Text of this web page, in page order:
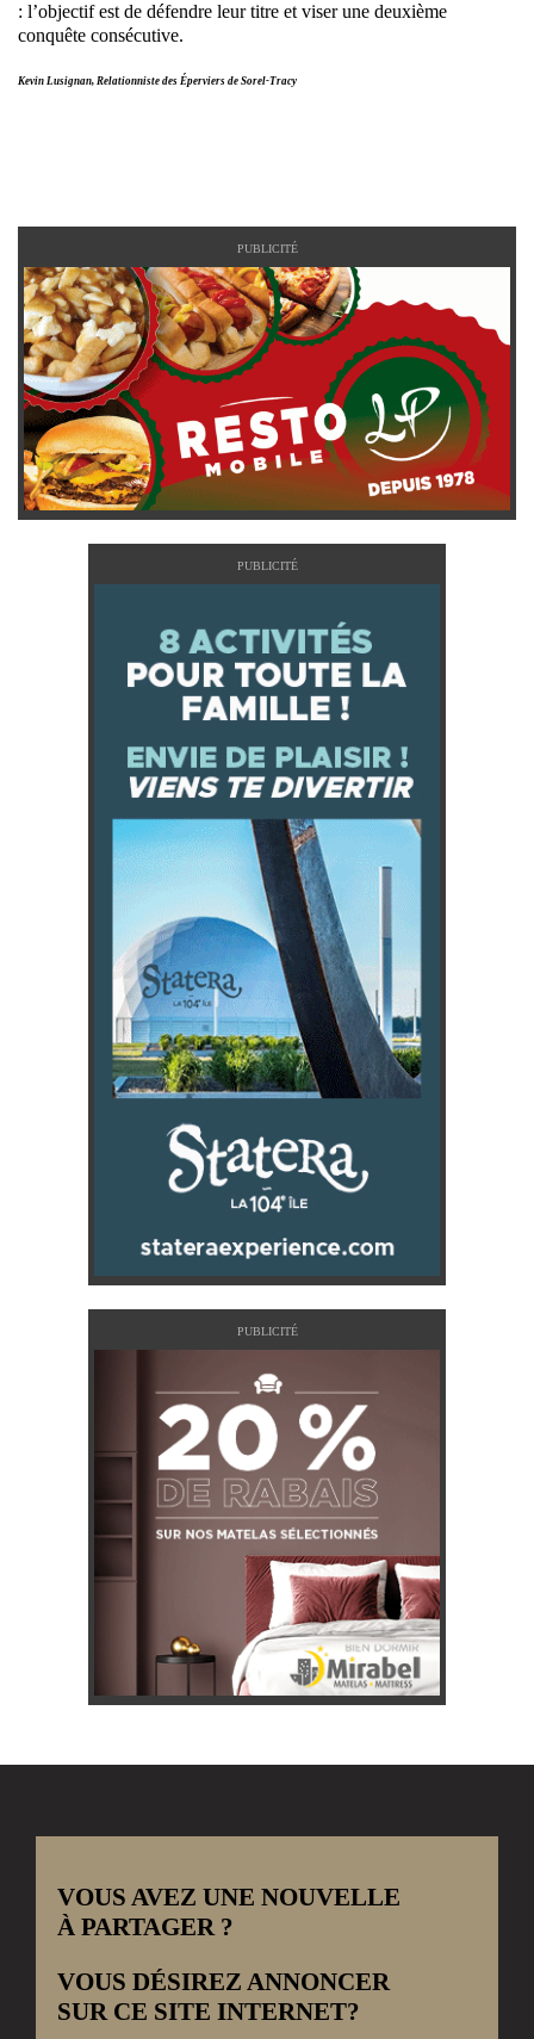
: l’objectif est de défendre leur titre et viser une deuxième
conquête consécutive.
Kevin Lusignan, Relationniste des Éperviers de Sorel-Tracy
PUBLICITÉ
PUBLICITÉ
PUBLICITÉ
VOUS AVEZ UNE NOUVELLE
À PARTAGER ?
VOUS DÉSIREZ ANNONCER
SUR CE SITE INTERNET?